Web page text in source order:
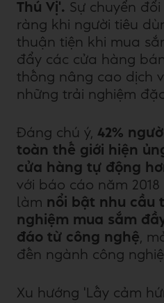
Thú Vị'. Sự chuyển
ràng khi người tiêu
thuận tiện khi mua
đẩy các cửa hàng
thống nâng cao dịch
những trải nghiệm
Đáng chú ý, 42%
toàn thế giới hiện
cửa hàng tự động
với báo cáo năm 2018
làm nổi bật nhu cầu
nghiệm mua sắm
đáo từ công nghệ ,
đến ngành công
Xu hướng 'Lấy cảm